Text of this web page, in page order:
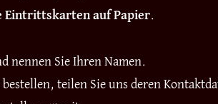
Eintrittskarten auf Papier.
nennen Sie Ihren Namen.
teilen Sie uns deren